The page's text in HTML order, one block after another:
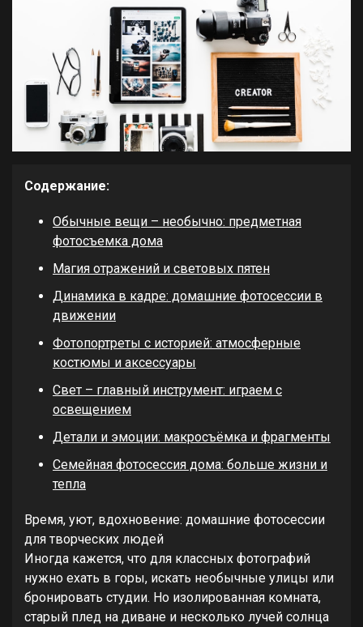
Содержание:
Обычные вещи – необычно: предметная
фотосъемка дома
Магия отражений и световых пятен
Динамика в кадре: домашние фотосессии в
движении
Фотопортреты с историей: атмосферные
костюмы и аксессуары
Свет – главный инструмент: играем с
освещением
Детали и эмоции: макросъёмка и фрагменты
Семейная фотосессия дома: больше жизни и
тепла
Время, уют, вдохновение: домашние фотосессии
для творческих людей
Иногда кажется, что для классных фотографий
нужно ехать в горы, искать необычные улицы или
бронировать студии. Но изолированная комната,
старый плед на диване и несколько лучей солнца